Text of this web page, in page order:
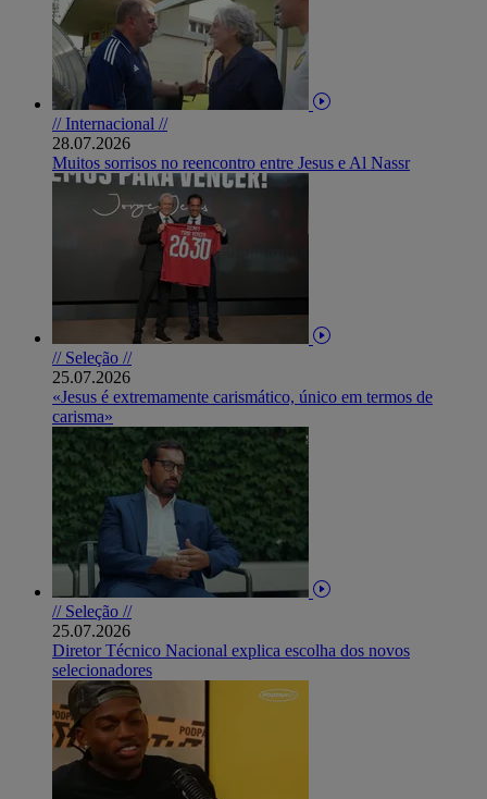
// Internacional //
28.07.2026
Muitos sorrisos no reencontro entre Jesus e Al Nassr
// Seleção //
25.07.2026
«Jesus é extremamente carismático, único em termos de
carisma»
// Seleção //
25.07.2026
Diretor Técnico Nacional explica escolha dos novos
selecionadores